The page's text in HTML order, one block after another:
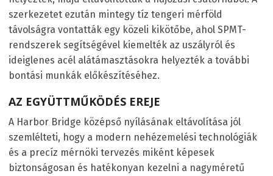
szerkezetet ezután mintegy tíz tengeri mérföld
távolságra vontatták egy közeli kikötőbe, ahol SPMT-
rendszerek segítségével kiemelték az uszályról és
ideiglenes acél alátámasztásokra helyezték a további
bontási munkák előkészítéséhez.
AZ EGYÜTTMŰKÖDÉS EREJE
A Harbor Bridge középső nyílásának eltávolítása jól
szemlélteti, hogy a modern nehézemelési technológiák
és a precíz mérnöki tervezés miként képesek
biztonságosan és hatékonyan kezelni a nagyméretű